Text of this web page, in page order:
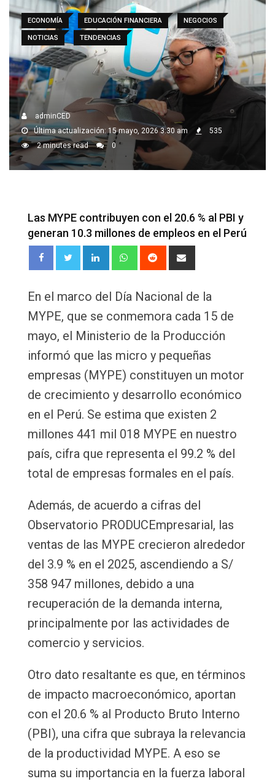
ECONOMÍA EDUCACIÓN FINANCIERA NEGOCIOS
NOTICIAS TENDENCIAS
adminCED
Última actualización: 15 mayo, 2026 3:30 am
535
2 minutes read
0
Las MYPE contribuyen con el 20.6 % al PBI y
generan 10.3 millones de empleos en el Perú
LinkedInWhatsapp
Reddit
via
En el marco del Día Nacional de la
MYPE, que se conmemora cada 15 de
mayo, el Ministerio de la Producción
informó que las micro y pequeñas
empresas (MYPE) constituyen un motor
de crecimiento y desarrollo económico
en el Perú. Se estima que existen 2
millones 441 mil 018 MYPE en nuestro
país, cifra que representa el 99.2 % del
total de empresas formales en el país.
Además, de acuerdo a cifras del
Observatorio PRODUCEmpresarial, las
ventas de las MYPE crecieron alrededor
del 3.9 % en el 2025, ascendiendo a S/
358 947 millones, debido a una
recuperación de la demanda interna,
principalmente por las actividades de
comercio y servicios.
Otro dato resaltante es que, en términos
de impacto macroeconómico, aportan
con el 20.6 % al Producto Bruto Interno
(PBI), una cifra que subraya la relevancia
de la productividad MYPE. A eso se
suma su importancia en la fuerza laboral